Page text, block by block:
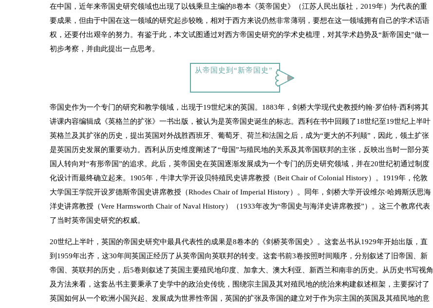
在中国，近年来帝国史研究领域也出现了以钱乘旦主编的8卷本《英帝国史》 （江苏人民出版社，2019年） 为代表的重
要成果，但由于中国在这一领域的研究起步较晚，相对于西方来说仍然非常薄弱，要想在这一领域拥有自己的学术话语
权，还要付出艰辛的努力。有鉴于此，本文试图通过对西方帝国史研究的学术史梳理，对其学术趋势及“新帝国史”做一
初步考察，并由此提出一点思考。
从帝国史到“新帝国史” ‍
帝国史作为一个专门的研究和教学领域，出现于19世纪末的英国。1883年，剑桥大学现代史教授约翰·罗伯特·西利将其
讲课内容编辑成《英格兰的扩张》一书出版，被认为是英帝国史诞生的标志。西利在书中回顾了18世纪至19世纪上半叶
英格兰及其扩张的历史，提出英国对外战胜西班牙、葡萄牙、荷兰和法国之后，成为“更大的不列颠”，因此，领土扩张
是英国历史发展的重要动力。西利从历史维度阐述了“母国”与殖民地的关系及其帝国联邦的主张，反映出当时一部分英
国人转向对“有形帝国”的追求。此后，英帝国史在英国逐渐发展成为一个专门的历史研究领域，并在20世纪初通过制度
化设计而最终确立起来。1905年，牛津大学开设贝特殖民史讲席教授（Beit Chair of Colonial History）。1919年，伦敦
大学国王学院开设罗德斯帝国史讲席教授（Rhodes Chair of Imperial History）。同年，剑桥大学开设维尔·哈姆斯沃思海
洋史讲席教授（Vere Harmsworth Chair of Naval History）（1933年改为“帝国史与海洋史讲席教授”）。这三个教席代表
了当时英帝国史研究的权威。
20世纪上半叶，英国的帝国史研究中最具代表性的成果是8卷本的《剑桥英帝国史》。这套丛书从1929年开始出版，直
到1959年出齐，这30年间英国正经历了从英帝国向英联邦的转变。这套书前3卷按照时间顺序，分别叙述了旧帝国、新
帝国、英联邦的历史，后5卷则叙述了英国主要殖民地印度、加拿大、澳大利亚、新西兰和南非的历史。从历史书写视角
及方法来看，这套丛书主要秉承了史学中的政治史传统，围绕宗主国及其对殖民地的统治来构建叙述框架，主要探讨了
英国如何从一个欧洲小国兴起、发展成为世界性帝国，英国的扩张及帝国的建立对于作为宗主国的英国及其殖民地的意